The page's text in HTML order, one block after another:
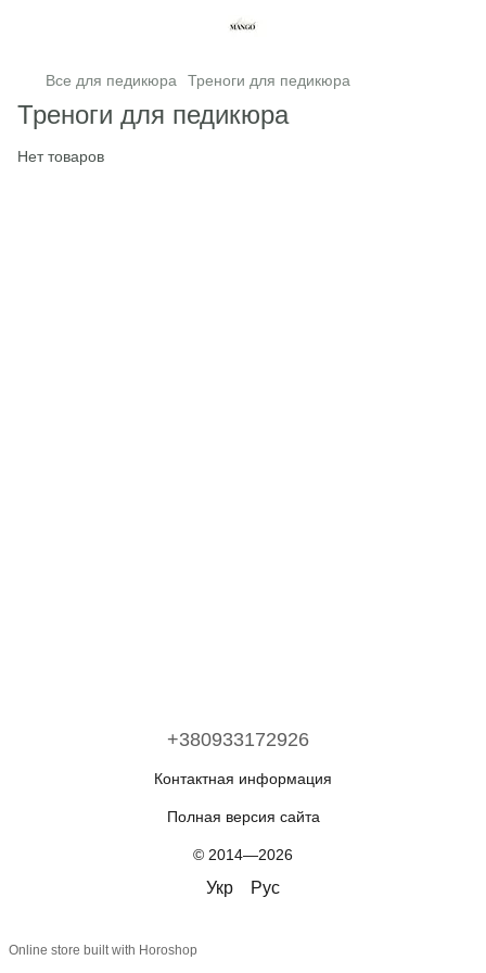
Все для педикюра Треноги для педикюра
Треноги для педикюра
Нет товаров
+380933172926
Контактная информация
Полная версия сайта
© 2014—2026
Укр Рус
Online store built with Horoshop